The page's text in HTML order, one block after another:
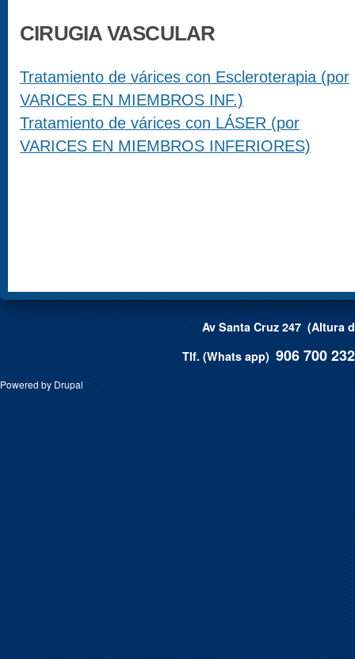
CIRUGIA VASCULAR
Tratamiento de várices con Escleroterapia (por
VARICES EN MIEMBROS INF.)
Tratamiento de várices con LÁSER (por
VARICES EN MIEMBROS INFERIORES)
Av Santa Cruz 247 (Altura
Tlf. (Whats app) 906 700 232
Powered by Drupal